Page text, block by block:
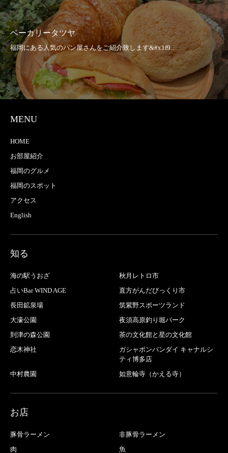
ベーカリータツヤ
MENU
HOME
お部屋紹介
福岡のグルメ
福岡のスポット
アクセス
English
知る
海の駅うおざ
秋月レトロ市
占いBar WIND AGE
直方がんだびっくり市
長田鉱泉場
筑紫野スポーツランド
大濠公園
夜須高原釣り堀パーク
到津の森公園
茶の文化館と星の文化館
恋木神社
ガシャポンバンダイ キャナルシ
ティ博多店
中村農園
如意輪寺（かえる寺）
お店
豚骨ラーメン
非豚骨ラーメン
肉
魚